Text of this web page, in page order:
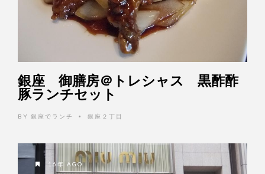
銀座 御膳房＠トレシャス 黒酢酢
豚ランチセット
BY 銀座でランチ • 銀座２丁目
16年 AGO